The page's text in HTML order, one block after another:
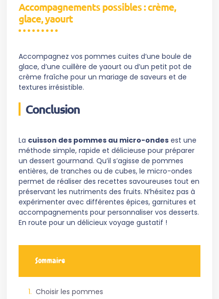
Accompagnements possibles : crème,
glace, yaourt
Accompagnez vos pommes cuites d’une boule de
glace, d’une cuillère de yaourt ou d’un petit pot de
crème fraîche pour un mariage de saveurs et de
textures irrésistible.
Conclusion
La cuisson des pommes au micro-ondes est une
méthode simple, rapide et délicieuse pour préparer
un dessert gourmand. Qu’il s’agisse de pommes
entières, de tranches ou de cubes, le micro-ondes
permet de réaliser des recettes savoureuses tout en
préservant les nutriments des fruits. N’hésitez pas à
expérimenter avec différentes épices, garnitures et
accompagnements pour personnaliser vos desserts.
En route pour un délicieux voyage gustatif !
Sommaire
Choisir les pommes